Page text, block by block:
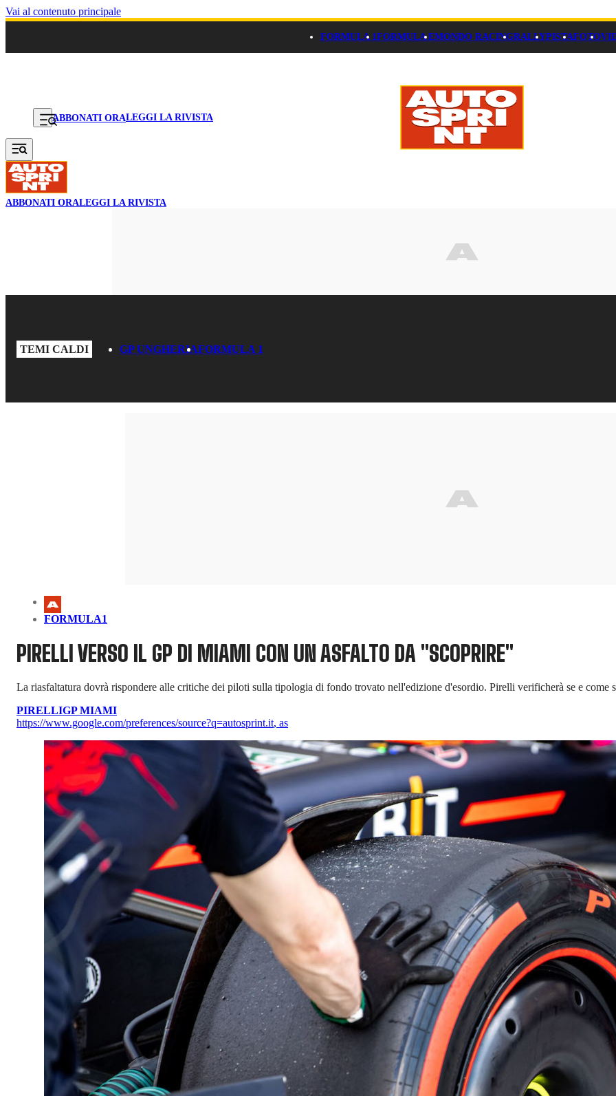
Vai al contenuto principale
FORMULA 1FORMULA EMONDO RACINGRALLYPISTAFOTO
ABBONATI ORALEGGI LA RIVISTA
ABBONATI ORALEGGI LA RIVISTA
TEMI CALDI GP UNGHERIAFORMULA 1
FORMULA1
PIRELLI VERSO IL GP DI MIAMI CON UN ASFALTO DA "SCOPRIRE"
La riasfaltatura dovrà rispondere alle critiche dei piloti sulla tipologia di fondo trovato nell'edizione d'esordio. Pirelli verificherà se e come
PIRELLIGP MIAMI
https://www.google.com/preferences/source?q=autosprint.it, as